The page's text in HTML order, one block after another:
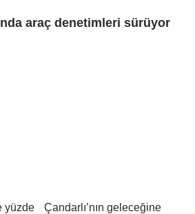
araç denetimleri sürüyor
yüzde
Çandarlı’nın geleceğine